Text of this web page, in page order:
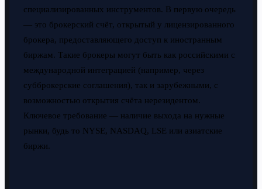
специализированных инструментов. В первую очередь
— это брокерский счёт, открытый у лицензированного
брокера, предоставляющего доступ к иностранным
биржам. Такие брокеры могут быть как российскими с
международной интеграцией (например, через
субброкерские соглашения), так и зарубежными, с
возможностью открытия счёта нерезидентом.
Ключевое требование — наличие выхода на нужные
рынки, будь то NYSE, NASDAQ, LSE или азиатские
биржи.